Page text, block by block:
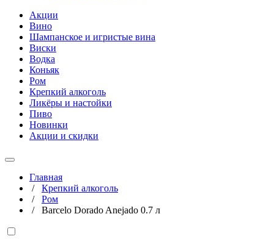
Акции
Вино
Шампанское и игристые вина
Виски
Водка
Коньяк
Ром
Крепкий алкоголь
Ликёры и настойки
Пиво
Новинки
Акции и скидки
Главная
/ Крепкий алкоголь
/ Ром
/ Barcelo Dorado Anejado 0.7 л